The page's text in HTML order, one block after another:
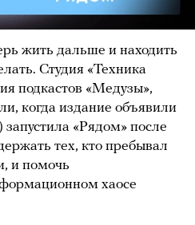
жить дальше и находить
Студия «Техника
подкастов «Медузы»,
когда издание объявили
запустила «Рядом» после
тех, кто пребывал
и помочь
хаосе